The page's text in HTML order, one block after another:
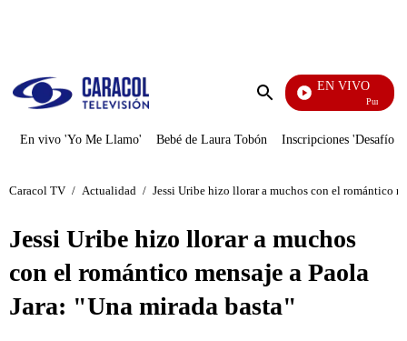
Enviar
EN VIVO
Pura
En vivo 'Yo Me Llamo' Bebé de Laura Tobón Inscripciones 'Desafío'
Caracol TV / Actualidad / Jessi Uribe hizo llorar a muchos con el romántico
Jessi Uribe hizo llorar a muchos
con el romántico mensaje a Paola
Jara: "Una mirada basta"